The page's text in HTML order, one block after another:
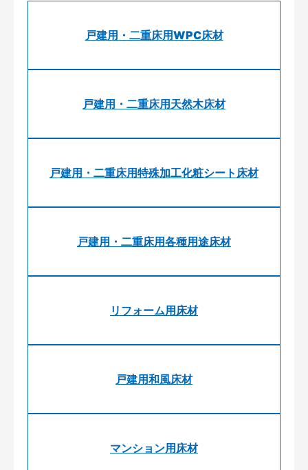
戸建用・二重床用WPC床材
戸建用・二重床用天然木床材
戸建用・二重床用特殊加工化粧シート床材
戸建用・二重床用各種用途床材
リフォーム用床材
戸建用和風床材
マンション用床材